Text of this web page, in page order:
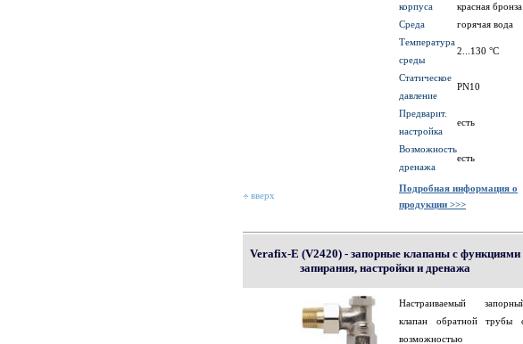
корпуса
красная бронза
Среда
горячая вода
Температура
среды
2...130 °С
Статическое
давление
PN10
Предварит.
настройка
есть
Возможность
дренажа
есть
вверх
Подробная информация о
продукции >>>
Verafix-E (V2420) - запорные клапаны с функциями
запирания, настройки и дренажа
Настраиваемый
клапан обратной трубы
возможностью